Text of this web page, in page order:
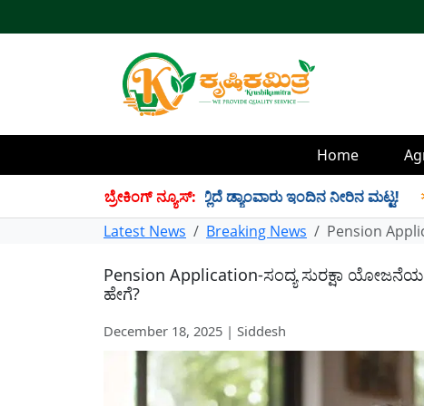
Home
ಬ್ರೇಕಿಂಗ್ ನ್ಯೂಸ್:
TMC ನೀರು ಸಂಗ್ರಹ! ಇಲ್ಲಿದೆ ಡ್ಯಾಂವಾರು ಇಂದಿನ ನೀರಿನ ಮಟ್ಟ! ✱
Latest News
Breaking News Pension
Pension Application-ಸಂದ್ಯ ಸುರಕ್ಷಾ
ಹೇಗೆ?
December 18, 2025 | Siddesh